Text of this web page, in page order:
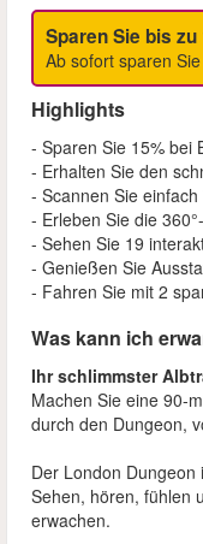
Sparen Sie bis
Ab sofort sparen
Highlights
- Sparen Sie 15% bei
- Erhalten Sie den
- Scannen Sie
- Erleben Sie die
- Sehen Sie 19
- Genießen Sie
- Fahren Sie mit 2
Was kann ich
Ihr schlimmster
Machen Sie eine 90-
durch den Dungeon,
Der London
Sehen, hören, fühlen
erwachen.